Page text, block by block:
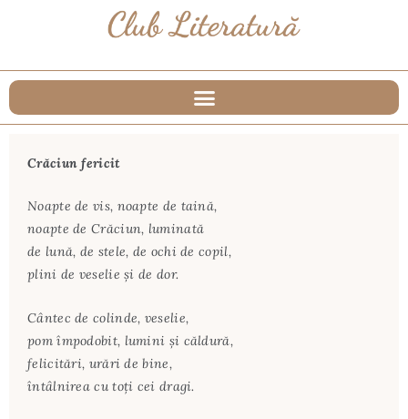
Crăciun fericit
Noapte de vis, noapte de taină,
noapte de Crăciun, luminată
de lună, de stele, de ochi de copil,
plini de veselie şi de dor.
Cântec de colinde, veselie,
pom împodobit, lumini şi căldură,
felicitări, urări de bine,
întâlnirea cu toţi cei dragi.